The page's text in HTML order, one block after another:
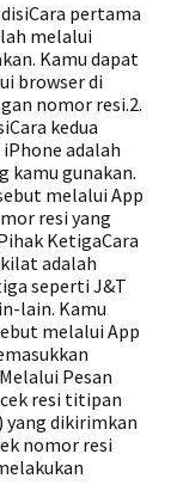
pertama
melalui
Kamu dapat
browser di
nomor resi.2.
kedua
adalah
kamu gunakan.
melalui App
resi yang
KetigaCara
adalah
seperti J&T
lain. Kamu
melalui App
Pesan
resi titipan
yang dikirimkan
nomor resi